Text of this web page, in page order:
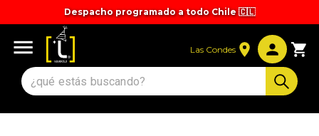
Despacho programado a todo Chile 🇨🇱
Las Condes